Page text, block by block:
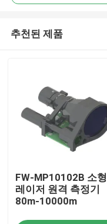
추천된 제품
FW-MP10102B 소형
레이저 원격 측정기
80m-10000m